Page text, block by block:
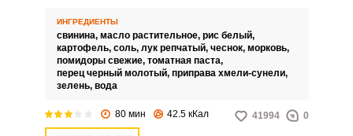
рисом и картошкой.
Сбалансированный по вкусу
харчо понравится как взрослым,
так и детям.
ИНГРЕДИЕНТЫ
свинина, масло растительное, рис белый,
картофель, соль, лук репчатый, чеснок, морковь,
помидоры свежие, томатная паста,
перец черный молотый, приправа хмели-сунели,
зелень, вода
80 мин 42.5 кКал 41994 0